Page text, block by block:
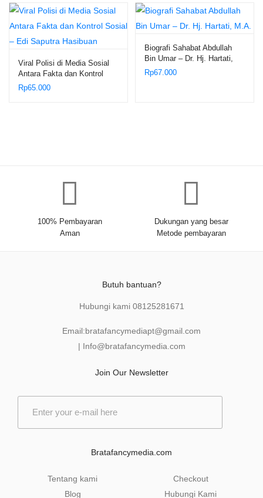
Viral Polisi di Media Sosial
Antara Fakta dan Kontrol
Sosial – Edi Saputra
Hasibuan
Rp65.000
Biografi Sahabat Abdullah
Bin Umar – Dr. Hj. Hartati,
M.A.
Rp67.000
100% Pembayaran
Aman
Dukungan yang besar
Metode pembayaran
Butuh bantuan?
Hubungi kami 08125281671
Email:bratafancymediapt@gmail.com
| Info@bratafancymedia .com
Join Our Newsletter
Bratafancymedia.com
Tentang kami
Blog
Checkout
Hubungi Kami